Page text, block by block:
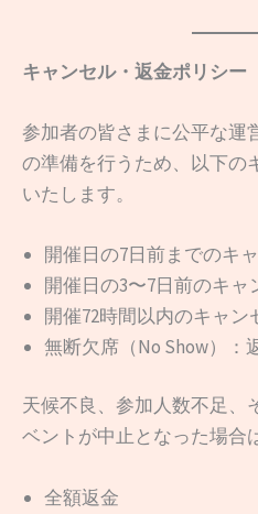
キャンセル・返金ポリシー
参加者の皆さまに公平な運
の準備を行うため、以下の
いたします。
開催日の7日前までのキ
開催日の3〜7日前のキャ
開催72時間以内のキャン
無断欠席（No Show）：
天候不良、参加人数不足、
ベントが中止となった場合
全額返金